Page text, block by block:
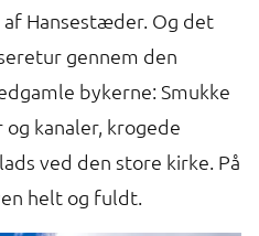
Hansestæder. Og det
gennem den
bykerne: Smukke
kanaler, krogede
ved den store kirke. På
helt og fuldt.